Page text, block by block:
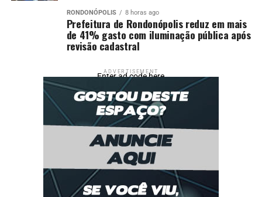
RONDONÓPOLIS 8 horas ago
Prefeitura de Rondonópolis reduz em mais
de 41% gasto com iluminação pública após
revisão cadastral
ADVERTISEMENT
Enter ad code here